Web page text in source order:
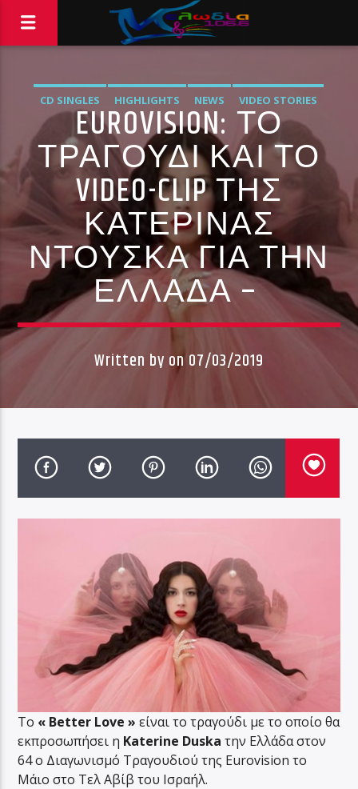
CD SINGLES HIGHLIGHTS NEWS
VIDEO STORIES
WORLD
ΜΟΥΣΙΚΆ ΝΈΑ ΞΈΝΕΣ ΚΥΚΛΟΦΟΡΊΕΣ
EUROVISION: ΤΟ
ΤΡΑΓΟΎΔΙ ΚΑΙ ΤΟ
VIDEO-CLIP ΤΗΣ
ΚΑΤΕΡΊΝΑΣ
ΝΤΟΎΣΚΑ ΓΙΑ ΤΗΝ
ΕΛΛΆΔΑ –
Written by on 07/03/2019
Το « Better Love » είναι το τραγούδι με το οποίο θα
εκπροσωπήσει η Katerine Duska την Ελλάδα στον
64 ο Διαγωνισμό Τραγουδιού της Eurovision το
Μάιο στο Τελ Αβίβ του Ισραήλ.